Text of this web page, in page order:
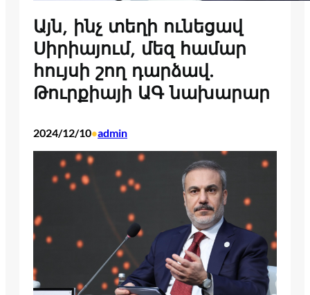
Այն, ինչ տեղի ունեցավ
Սիրիայում, մեզ համար
հույսի շող դարձավ.
Թուրքիայի ԱԳ նախարար
2024/12/10•admin